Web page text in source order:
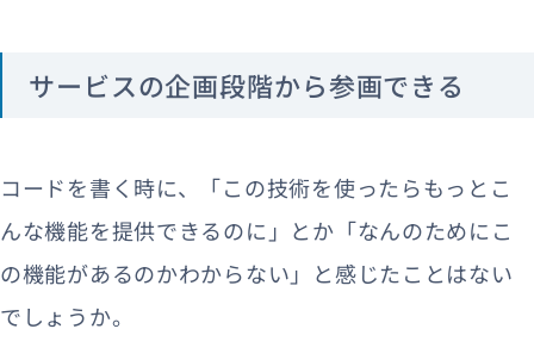
サービスの企画段階から参画できる
コードを書く時に、「この技術を使ったらもっとこ
んな機能を提供できるのに」とか「なんのためにこ
の機能があるのかわからない」と感じたことはない
でしょうか。